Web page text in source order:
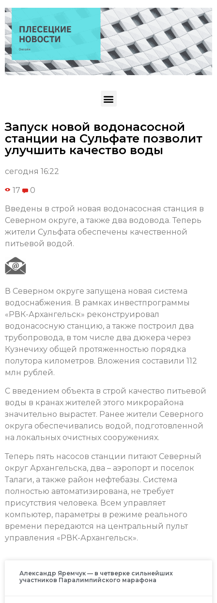
Запуск новой водонасосной
станции на Сульфате позволит
улучшить качество воды
сегодня 16:22
17 0
Введены в строй новая водонасосная станция в
Северном округе, а также два водовода. Теперь
жители Сульфата обеспечены качественной
питьевой водой.
В Северном округе запущена новая система
водоснабжения. В рамках инвестпрограммы
«РВК-Архангельск» реконструировал
водонасосную станцию, а также построил два
трубопровода, в том числе два дюкера через
Кузнечиху общей протяженностью порядка
полутора километров. Вложения составили 112
млн рублей.
С введением объекта в строй качество питьевой
воды в кранах жителей этого микрорайона
значительно вырастет. Ранее жители Северного
округа обеспечивались водой, подготовленной
на локальных очистных сооружениях.
Теперь пять насосов станции питают Северный
округ Архангельска, два – аэропорт и поселок
Талаги, а также район нефтебазы. Система
полностью автоматизирована, не требует
присутствия человека. Всем управляет
компьютер, параметры в режиме реального
времени передаются на центральный пульт
управления «РВК-Архангельск».
Александр Яремчук — в четверке сильнейших
участников Паралимпийского марафона